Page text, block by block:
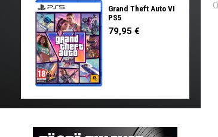
Grand Theft Auto VI
PS5
79,95 €